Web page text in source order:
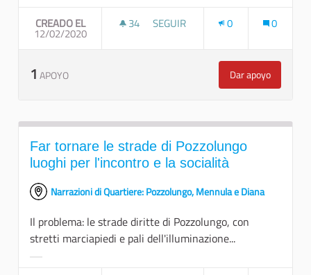
CREADO EL
12/02/2020
34 34 SEGUIDORAS
SEGUIR 0 0
1 APOYO Dar apoyo
Un cineforum
Far tornare le strade di Pozzolungo
luoghi per l'incontro e la socialità
Narrazioni di Quartiere: Pozzolungo, Mennula e Diana
Il problema: le strade diritte di Pozzolungo, con
stretti marciapiedi e pali dell'illuminazione...